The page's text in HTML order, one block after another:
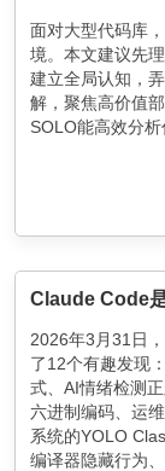
面对大型代码库
境。本文建议先
建立全局认知，
解，聚焦高价值
SOLO能高效分
2026年3月31日
了12个有趣发现
式、AI情绪检测
六进制编码、运
系统的YOLO
编译器隐藏行为